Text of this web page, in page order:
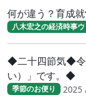
何が違う？育成
八木宏之の経済時事
◆二十四節気◆令
い）」です。◆
季節のお便り 2025